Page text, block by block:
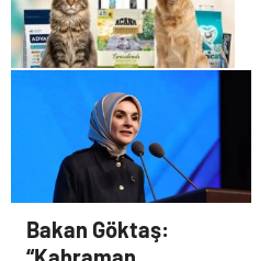
vurularak yakalandı
Petmona : Kedi Maması ve
Köpek Maması İle Tüm Evcil
Hayvan Ürünleri
Bakan Göktaş: